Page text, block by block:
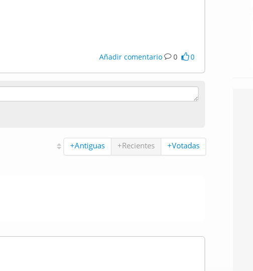
Añadir comentario 0 0
+Antiguas +Recientes +Votadas